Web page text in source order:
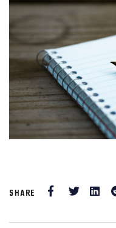
SHARE Facebook
Twitter